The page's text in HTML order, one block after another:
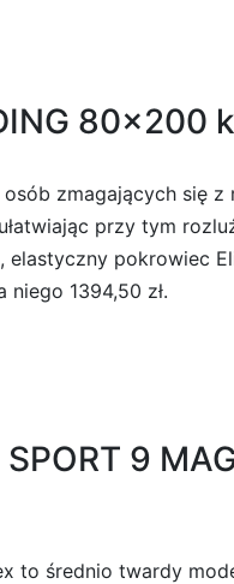
80×200
zmagających się
przy tym
pokrowiec
1394,50 zł.
9
średnio twardy